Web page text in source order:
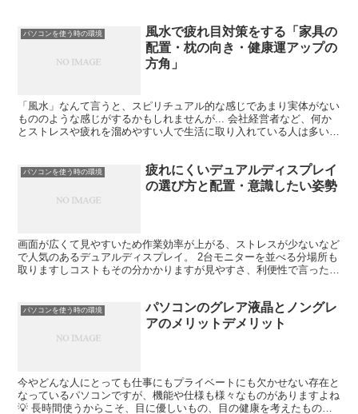
パソコンを使う時の環境
風水で疲れ目対策をする「家具の
配置・枕の向き・健康運アップの
方角」
「風水」なんて言うと、スピリチュアル的な感じであまり実体がない
もののような感じがするかもしれませんが... 会社経営者など、何か
とストレスや疲れを溜めやすい人で生活に取り入れている人は多いで
パソコンを使う時の環境
疲れにくいデュアルディスプレイ
の選び方と配置・意識したい姿勢
画面が広くて見やすいため作業効率が上がる、ストレスが少ないなど
で人気のあるデュアルディスプレイ。 2台モニターを並べる分場所も
取りますしコストもその分かかりますが見やすさ、利便性で言ったら
パソコンを使う時の環境
パソコンのグレア液晶とノングレ
アのメリットデメリット
今やどんな人にとっても仕事にもプライベートにも欠かせない存在と
なっているパソコンですが、機能や仕様も様々なものがありますよね
💡 長時間使うからこそ、目に優しいもの、目の健康を考えたものを